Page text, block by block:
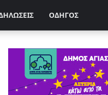
ΟΔΗΓΟΣ